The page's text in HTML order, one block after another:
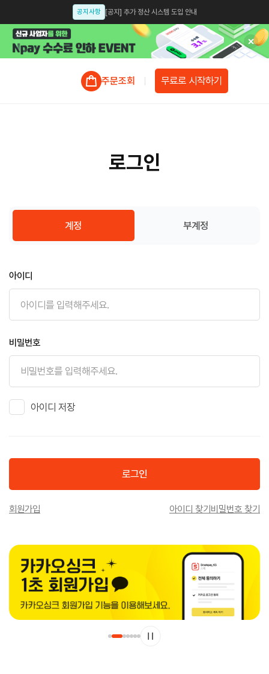
공지사항 [공지] 추가 정산 시스템 도입 안내
[공지] 인스타샵, 카스샵 종료 안내
업데이트 [업데이트 안내] 모듈샵 업데이트 예정 안내
[공지] 셀럽션 개인정보처리방침 개정 안내 [개정일: 2025.07.14]
[공지] 가품(위조상품) 모니터링 강화 및 주의.관리 공지
업데이트 스룩페이 간편결제 서비스 업데이트 안내
주문조회 무료로 시작하기
로그인
계정 부계정
아이디
비밀번호
아이디 저장
로그인
회원가입 아이디 찾기비밀번호 찾기